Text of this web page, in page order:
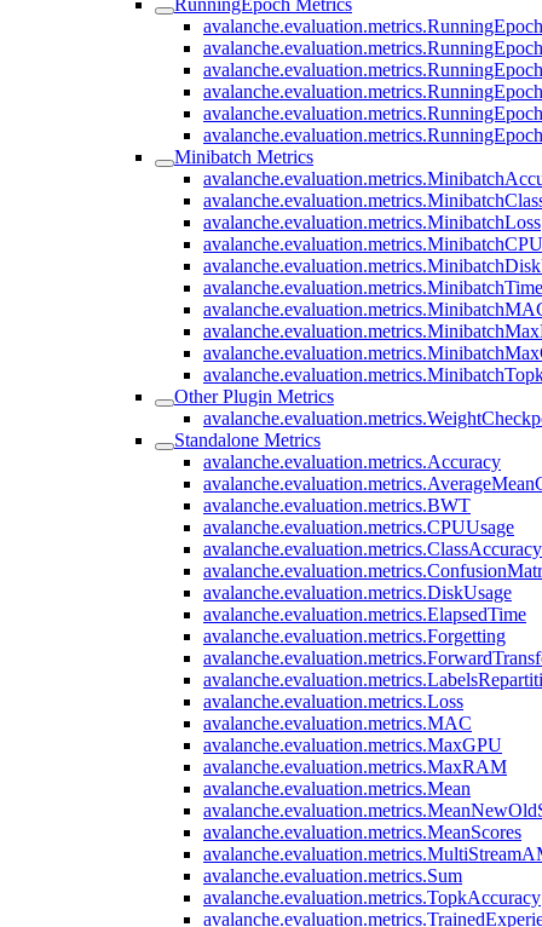
RunningEpoch Metrics
Minibatch Metrics
avalanche.evaluation.metrics.MinibatchLoss
avalanche.evaluation.metrics.MinibatchTime
Other Plugin Metrics
Standalone Metrics
avalanche.evaluation.metrics.Accuracy
avalanche.evaluation.metrics.BWT
avalanche.evaluation.metrics.CPUUsage
avalanche.evaluation.metrics.ClassAccuracy
avalanche.evaluation.metrics.DiskUsage
avalanche.evaluation.metrics.ElapsedTime
avalanche.evaluation.metrics.Forgetting
avalanche.evaluation.metrics.Loss
avalanche.evaluation.metrics.MAC
avalanche.evaluation.metrics.MaxGPU
avalanche.evaluation.metrics.MaxRAM
avalanche.evaluation.metrics.Mean
avalanche.evaluation.metrics.MeanScores
avalanche.evaluation.metrics.Sum
avalanche.evaluation.metrics.TopkAccuracy